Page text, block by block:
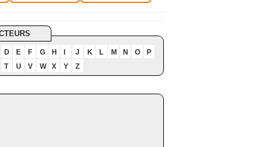
D E F G H J K L M N O
P
T
U V W X Y Z